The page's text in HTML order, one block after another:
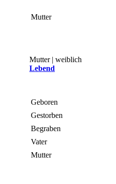
Mutter
Mutter | weiblich
Lebend
Geboren
Gestorben
Begraben
Vater
Mutter